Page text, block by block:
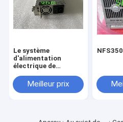
Le système
d'alimentation
électrique de
U150S12-FV/FII
12V12.5A
Meilleur prix